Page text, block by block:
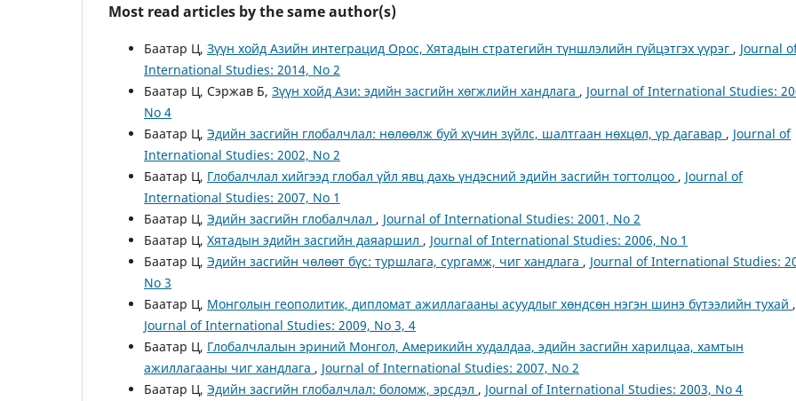
Most read articles by the same author(s)
Баатар Ц, Зүүн хойд Азийн интеграцид Орос, Хятадын стратегийн түншлэлийн гүйцэтгэх үүрэг , Journal
International Studies: 2014, No 2
Баатар Ц, Сэржав Б, Зүүн хойд Ази: эдийн засгийн хөгжлийн хандлага , Journal of International Studies:
No 4
Баатар Ц, Эдийн засгийн глобалчлал: нөлөөлж буй хүчин зүйлс, шалтгаан нөхцөл, үр дагавар , Journal of
International Studies: 2002, No 2
Баатар Ц, Глобалчлал хийгээд глобал үйл явц дахь үндэсний эдийн засгийн тогтолцоо , Journal of
International Studies: 2007, No 1
Баатар Ц, Эдийн засгийн глобалчлал , Journal of International Studies: 2001, No 2
Баатар Ц, Хятадын эдийн засгийн даяаршил , Journal of International Studies: 2006, No 1
Баатар Ц, Эдийн засгийн чөлөөт бүс: туршлага, сургамж, чиг хандлага , Journal of International Studies:
No 3
Баатар Ц, Монголын геополитик, дипломат ажиллагааны асуудлыг хөндсөн нэгэн шинэ бүтээлийн тухай ,
Journal of International Studies: 2009, No 3, 4
Баатар Ц, Глобалчлалын эриний Монгол, Америкийн худалдаа, эдийн засгийн харилцаа, хамтын
ажиллагааны чиг хандлага , Journal of International Studies: 2007, No 2
Баатар Ц, Эдийн засгийн глобалчлал: боломж, эрсдэл , Journal of International Studies: 2003, No 4